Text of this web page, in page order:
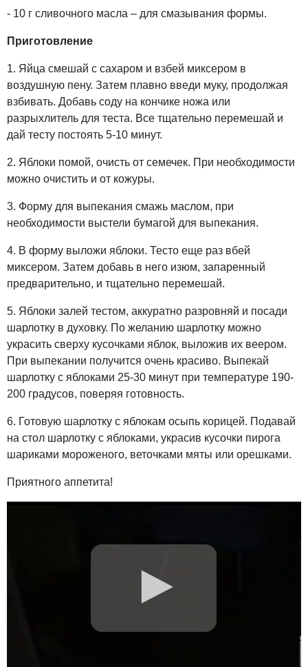
- 10 г сливочного масла – для смазывания формы.
Приготовление
1. Яйца смешай с сахаром и взбей миксером в
воздушную пену. Затем плавно введи муку, продолжая
взбивать. Добавь соду на кончике ножа или
разрыхлитель для теста. Все тщательно перемешай и
дай тесту постоять 5-10 минут.
2. Яблоки помой, очисть от семечек. При необходимости
можно очистить и от кожуры.
3. Форму для выпекания смажь маслом, при
необходимости выстели бумагой для выпекания.
4. В форму выложи яблоки. Тесто еще раз вбей
миксером. Затем добавь в него изюм, запаренный
предварительно, и тщательно перемешай.
5. Яблоки залей тестом, аккуратно разровняй и посади
шарлотку в духовку. По желанию шарлотку можно
украсить сверху кусочками яблок, выложив их веером.
При выпекании получится очень красиво. Выпекай
шарлотку с яблоками 25-30 минут при температуре 190-
200 градусов, поверяя готовность.
6. Готовую шарлотку с яблокам осыпь корицей. Подавай
на стол шарлотку с яблоками, украсив кусочки пирога
шариками мороженого, веточками мяты или орешками.
Приятного аппетита!